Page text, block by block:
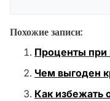
Похожие записи:
Проценты при
Чем выгоден
Как избежать